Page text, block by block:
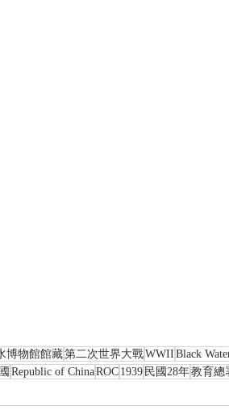
博物館館藏第二次世界大戰WWII Black
Republic of ChinaROC 1939 民國28年教育總